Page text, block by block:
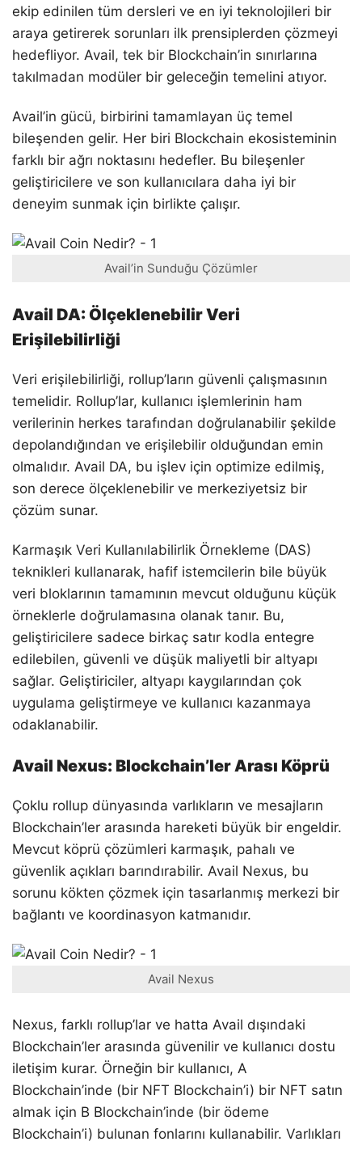
ekip edinilen tüm dersleri ve en iyi teknolojileri bir
araya getirerek sorunları ilk prensiplerden çözmeyi
hedefliyor. Avail, tek bir Blockchain’in sınırlarına
takılmadan modüler bir geleceğin temelini atıyor.
Avail’in gücü, birbirini tamamlayan üç temel
bileşenden gelir. Her biri Blockchain ekosisteminin
farklı bir ağrı noktasını hedefler. Bu bileşenler
geliştiricilere ve son kullanıcılara daha iyi bir
deneyim sunmak için birlikte çalışır.
Avail’in Sunduğu Çözümler
Avail DA: Ölçeklenebilir Veri
Erişilebilirliği
Veri erişilebilirliği, rollup’ların güvenli çalışmasının
temelidir. Rollup’lar, kullanıcı işlemlerinin ham
verilerinin herkes tarafından doğrulanabilir şekilde
depolandığından ve erişilebilir olduğundan emin
olmalıdır. Avail DA, bu işlev için optimize edilmiş,
son derece ölçeklenebilir ve merkeziyetsiz bir
çözüm sunar.
Karmaşık Veri Kullanılabilirlik Örnekleme (DAS)
teknikleri kullanarak, hafif istemcilerin bile büyük
veri bloklarının tamamının mevcut olduğunu küçük
örneklerle doğrulamasına olanak tanır. Bu,
geliştiricilere sadece birkaç satır kodla entegre
edilebilen, güvenli ve düşük maliyetli bir altyapı
sağlar. Geliştiriciler, altyapı kaygılarından çok
uygulama geliştirmeye ve kullanıcı kazanmaya
odaklanabilir.
Avail Nexus: Blockchain’ler Arası Köprü
Çoklu rollup dünyasında varlıkların ve mesajların
Blockchain’ler arasında hareketi büyük bir engeldir.
Mevcut köprü çözümleri karmaşık, pahalı ve
güvenlik açıkları barındırabilir. Avail Nexus, bu
sorunu kökten çözmek için tasarlanmış merkezi bir
bağlantı ve koordinasyon katmanıdır.
Avail Nexus
Nexus, farklı rollup’lar ve hatta Avail dışındaki
Blockchain’ler arasında güvenilir ve kullanıcı dostu
iletişim kurar. Örneğin bir kullanıcı, A
Blockchain’inde (bir NFT Blockchain’i) bir NFT satın
almak için B Blockchain’inde (bir ödeme
Blockchain’i) bulunan fonlarını kullanabilir. Varlıkları